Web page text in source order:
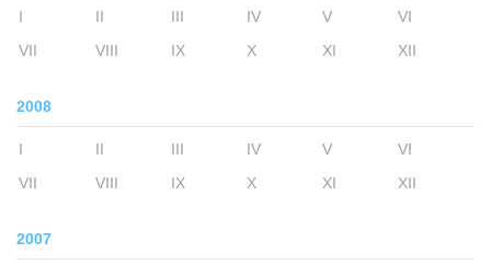
I II III IV V
VI
VII
VIII IX X XI XII
2008
I II III IV V
VI
VII
VIII IX X XI XII
2007